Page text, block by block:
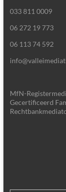
033 811 0009
06 272 19 773
06 113 74 592
MfN-
Gecertificeerd